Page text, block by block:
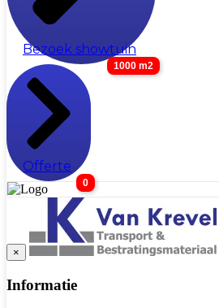
Bezoek showtuin
1000 m2
Offerte
0
×
Informatie